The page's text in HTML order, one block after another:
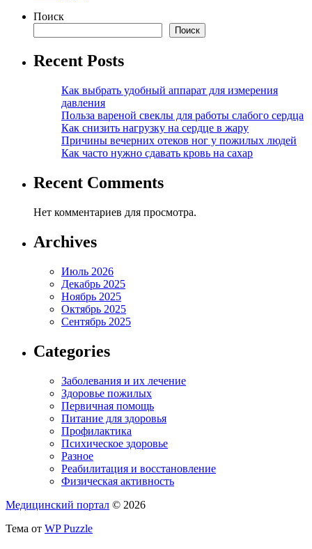
Поиск
Поиск
Recent Posts
Как выбрать удобный аппарат для измерения
давления
Польза вареной свеклы для работы слабого сердца
Как снизить нагрузку на сердце в жару
Причины вечерних отеков ног у пожилых людей
Как часто нужно сдавать кровь на сахар
Recent Comments
Нет комментариев для просмотра.
Archives
Июль 2026
Декабрь 2025
Ноябрь 2025
Октябрь 2025
Сентябрь 2025
Categories
Заболевания и их лечение
Здоровье пожилых
Первичная помощь
Питание для здоровья
Профилактика
Психическое здоровье
Разное
Реабилитация и восстановление
Физическая активность
Медицинский портал © 2026
Тема от WP Puzzle